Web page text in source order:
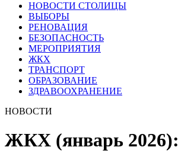
НОВОСТИ СТОЛИЦЫ
ВЫБОРЫ
РЕНОВАЦИЯ
БЕЗОПАСНОСТЬ
МЕРОПРИЯТИЯ
ЖКХ
ТРАНСПОРТ
ОБРАЗОВАНИЕ
ЗДРАВООХРАНЕНИЕ
НОВОСТИ
ЖКХ (январь 2026):